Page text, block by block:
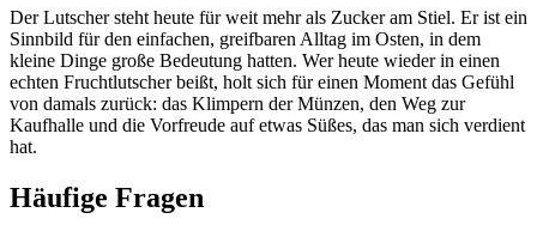
Der Lutscher steht heute für weit mehr als Zucker am Stiel. Er ist ein
Sinnbild für den einfachen, greifbaren Alltag im Osten, in dem
kleine Dinge große Bedeutung hatten. Wer heute wieder in einen
echten Fruchtlutscher beißt, holt sich für einen Moment das Gefühl
von damals zurück: das Klimpern der Münzen, den Weg zur
Kaufhalle und die Vorfreude auf etwas Süßes, das man sich verdient
hat.
Häufige Fragen